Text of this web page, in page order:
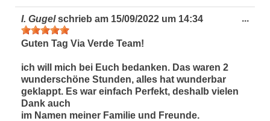
I. Gugel schrieb am 15/09/2022 um 14:34
Guten Tag Via Verde Team!
ich will mich bei Euch bedanken. Das waren 2
wunderschöne Stunden, alles hat wunderbar
geklappt. Es war einfach Perfekt, deshalb vielen
Dank auch
im Namen meiner Familie und Freunde.
...